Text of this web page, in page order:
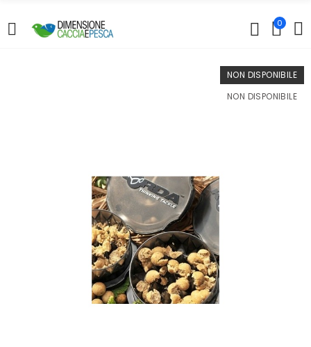
0
NON DISPONIBILE
NON DISPONIBILE